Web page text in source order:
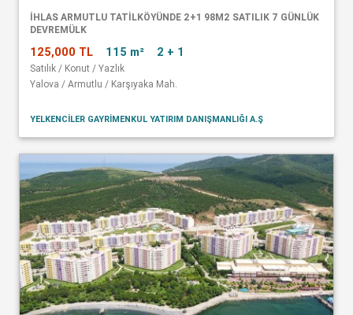
İHLAS ARMUTLU TATİLKÖYÜNDE 2+1 98M2 SATILIK 7 GÜNLÜK
DEVREMÜLK
125,000 TL 115 m² 2 + 1
Satılık / Konut / Yazlık
Yalova / Armutlu / Karşıyaka Mah.
YELKENCİLER GAYRİMENKUL YATIRIM DANIŞMANLIĞI A.Ş